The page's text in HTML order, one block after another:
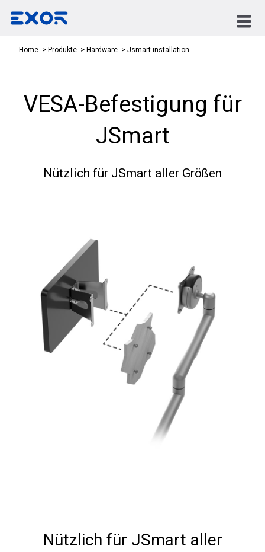
Home Produkte Hardware Jsmart installation
VESA-Befestigung für
JSmart
Nützlich für JSmart aller Größen
Nützlich für JSmart aller